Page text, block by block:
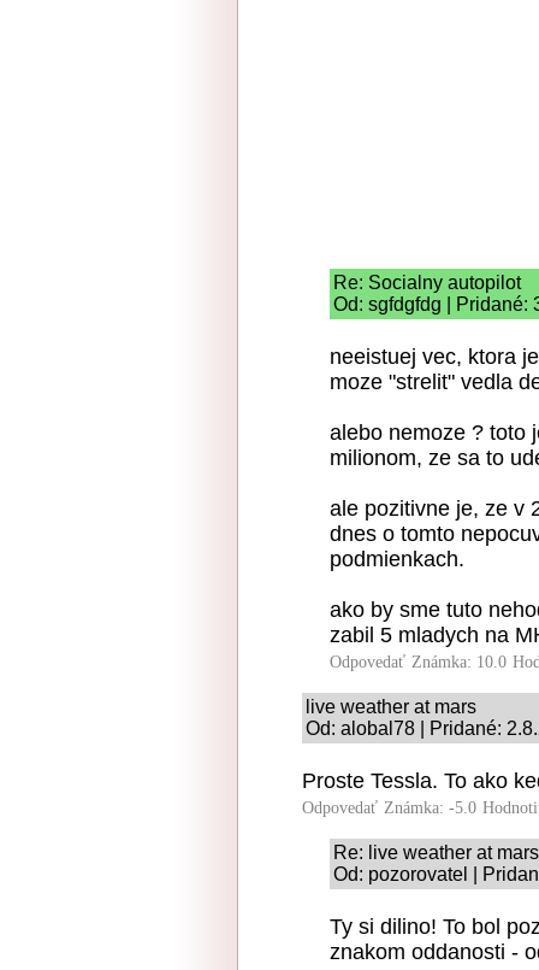
Re: Socialny autopilot
Od: sgfdgfdg | Pridané:
neeistuej vec, ktora
moze "strelit" vedla
alebo nemoze ? toto
milionom, ze sa to
ale pozitivne je, ze v
dnes o tomto
podmienkach.
ako by sme tuto
zabil 5 mladych na
Odpovedať Známka: 10.0
live weather at mars
Od: alobal78 | Pridané:
Proste Tessla. To ako
Odpovedať Známka: -5.0
Re: live weather at mars
Od: pozorovatel |
Ty si dilino! To bol
znakom oddanosti -